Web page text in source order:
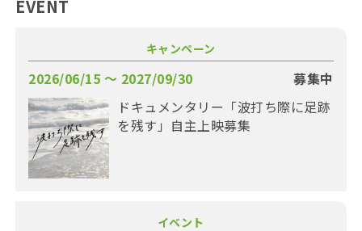
EVENT
キャンペーン
2026/06/15 〜 2027/09/30
募集中
ドキュメンタリー「波打ち際に足跡
を残す」自主上映募集
イベント